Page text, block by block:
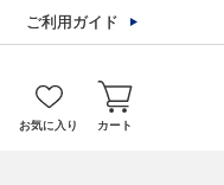
ご利用ガイド
お気に入り カート